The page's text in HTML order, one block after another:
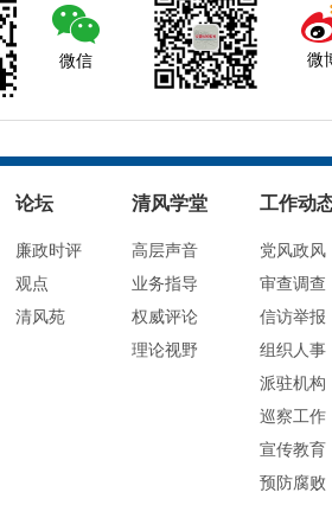
微信 微
论坛
廉政时评
观点
清风苑
清风学堂
高层声音
业务指导
权威评论
理论视野
工作动
党风政风
审查调查
信访举报
组织人事
派驻机构
巡察工作
宣传教育
预防腐败